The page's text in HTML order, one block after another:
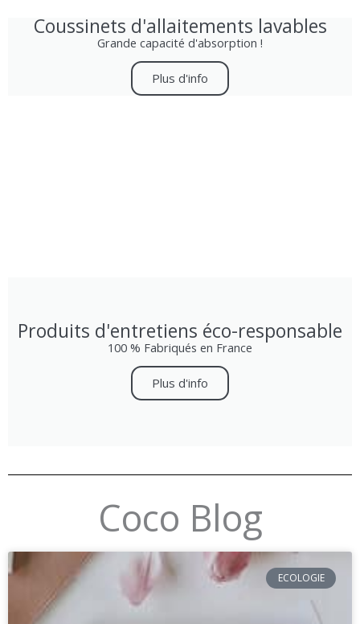
Coussinets d'allaitements lavables
Grande capacité d'absorption !
Plus d'info
Produits d'entretiens éco-responsable
100 % Fabriqués en France
Plus d'info
Coco Blog
ECOLOGIE